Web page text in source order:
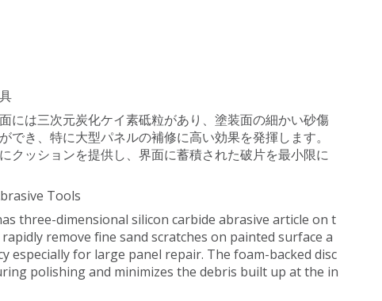
には三次元炭化ケイ素砥粒があり、塗装面の細かい砂傷
でき、特に大型パネルの補修に高い効果を発揮します。
クッションを提供し、界面に蓄積された破片を最小限に
Tools
three-dimensional silicon carbide abrasive article on t
remove fine sand scratches on painted surface a
especially for large panel repair. The foam-backed disc
polishing and minimizes the debris built up at the in